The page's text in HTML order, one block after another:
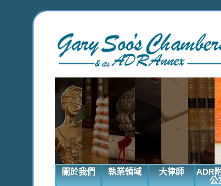
關於我們 執業領域 大律師
ADR
公